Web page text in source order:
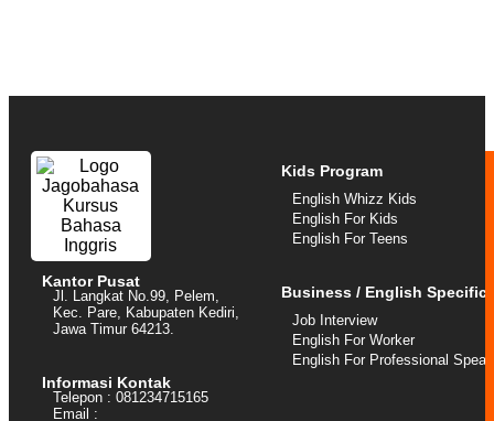
Kantor Pusat
Jl. Langkat No.99, Pelem,
Kec. Pare, Kabupaten Kediri,
Jawa Timur 64213.
Informasi Kontak
Telepon : 081234715165
Email :
Kids Program
English Whizz Kids
English For Kids
English For Teens
Business / English Specific
Job Interview
English For Worker
English For Professional